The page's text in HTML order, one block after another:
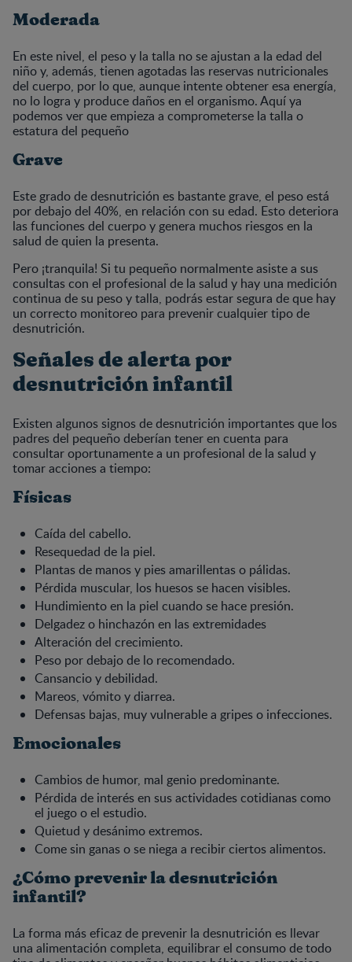
Moderada
En este nivel, el peso y la talla no se ajustan a la edad del
niño y, además, tienen agotadas las reservas nutricionales
del cuerpo, por lo que, aunque intente obtener esa energía,
no lo logra y produce daños en el organismo. Aquí ya
podemos ver que empieza a comprometerse la talla o
estatura del pequeño
Grave
Este grado de desnutrición es bastante grave, el peso está
por debajo del 40%, en relación con su edad. Esto deteriora
las funciones del cuerpo y genera muchos riesgos en la
salud de quien la presenta.
Pero ¡tranquila! Si tu pequeño normalmente asiste a sus
consultas con el profesional de la salud y hay una medición
continua de su peso y talla, podrás estar segura de que hay
un correcto monitoreo para prevenir cualquier tipo de
desnutrición.
Señales de alerta por
desnutrición infantil
Existen algunos signos de desnutrición importantes que los
padres del pequeño deberían tener en cuenta para
consultar oportunamente a un profesional de la salud y
tomar acciones a tiempo:
Físicas
Caída del cabello.
Resequedad de la piel.
Plantas de manos y pies amarillentas o pálidas.
Pérdida muscular, los huesos se hacen visibles.
Hundimiento en la piel cuando se hace presión.
Delgadez o hinchazón en las extremidades
Alteración del crecimiento.
Peso por debajo de lo recomendado.
Cansancio y debilidad.
Mareos, vómito y diarrea.
Defensas bajas, muy vulnerable a gripes o infecciones.
Emocionales
Cambios de humor, mal genio predominante.
Pérdida de interés en sus actividades cotidianas como
el juego o el estudio.
Quietud y desánimo extremos.
Come sin ganas o se niega a recibir ciertos alimentos.
¿Cómo prevenir la desnutrición
infantil?
La forma más eficaz de prevenir la desnutrición es llevar
una alimentación completa, equilibrar el consumo de todo